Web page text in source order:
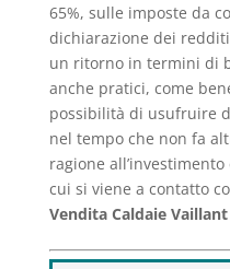
65%, sulle imposte da
dichiarazione dei
un ritorno in termini di
anche pratici, come
possibilità di usufruire
nel tempo che non fa
ragione
cui si viene a contatto
Vendita Caldaie